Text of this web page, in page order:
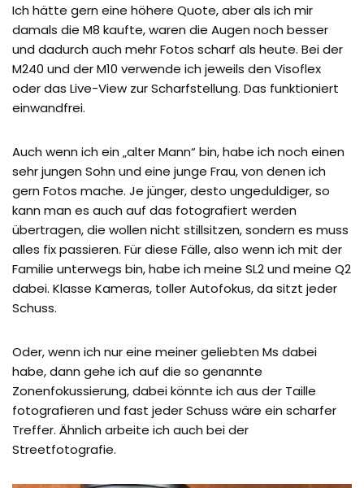
Ich hätte gern eine höhere Quote, aber als ich mir
damals die M8 kaufte, waren die Augen noch besser
und dadurch auch mehr Fotos scharf als heute. Bei der
M240 und der M10 verwende ich jeweils den Visoflex
oder das Live-View zur Scharfstellung. Das funktioniert
einwandfrei.
Auch wenn ich ein „alter Mann“ bin, habe ich noch einen
sehr jungen Sohn und eine junge Frau, von denen ich
gern Fotos mache. Je jünger, desto ungeduldiger, so
kann man es auch auf das fotografiert werden
übertragen, die wollen nicht stillsitzen, sondern es muss
alles fix passieren. Für diese Fälle, also wenn ich mit der
Familie unterwegs bin, habe ich meine SL2 und meine Q2
dabei. Klasse Kameras, toller Autofokus, da sitzt jeder
Schuss.
Oder, wenn ich nur eine meiner geliebten Ms dabei
habe, dann gehe ich auf die so genannte
Zonenfokussierung, dabei könnte ich aus der Taille
fotografieren und fast jeder Schuss wäre ein scharfer
Treffer. Ähnlich arbeite ich auch bei der
Streetfotografie.